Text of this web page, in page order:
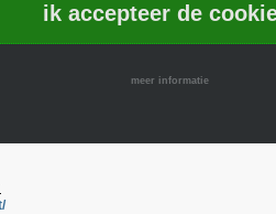
ik accepteer de
meer informatie